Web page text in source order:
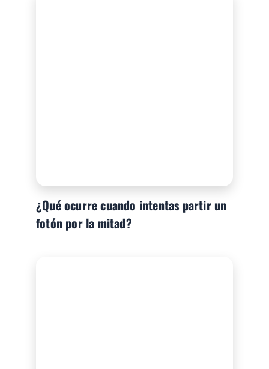
¿Qué ocurre cuando intentas partir un
fotón por la mitad?